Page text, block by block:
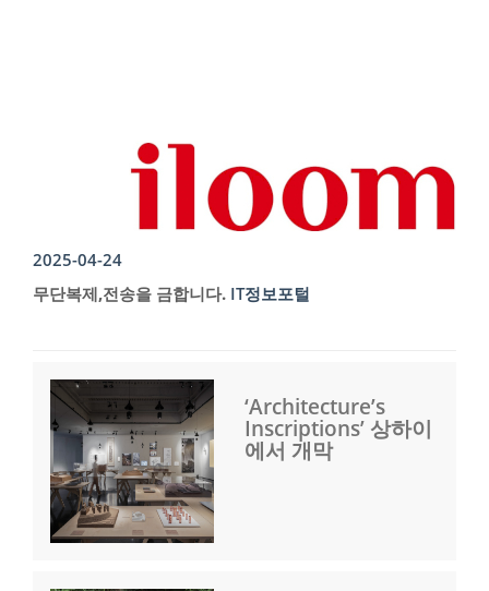
2025-04-24
무단복제,전송을 금합니다. IT정보포털
‘Architecture’s
Inscriptions’ 상하이
에서 개막